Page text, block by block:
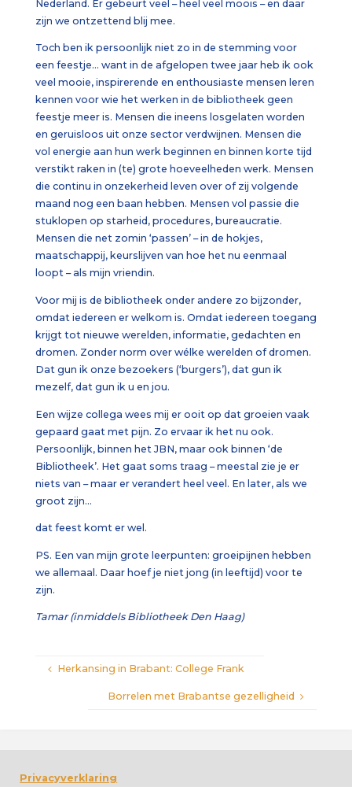
Nederland. Er gebeurt veel – heel veel moois – en daar
zijn we ontzettend blij mee.
Toch ben ik persoonlijk niet zo in de stemming voor
een feestje… want in de afgelopen twee jaar heb ik ook
veel mooie, inspirerende en enthousiaste mensen leren
kennen voor wie het werken in de bibliotheek geen
feestje meer is. Mensen die ineens losgelaten worden
en geruisloos uit onze sector verdwijnen. Mensen die
vol energie aan hun werk beginnen en binnen korte tijd
verstikt raken in (te) grote hoeveelheden werk. Mensen
die continu in onzekerheid leven over of zij volgende
maand nog een baan hebben. Mensen vol passie die
stuklopen op starheid, procedures, bureaucratie.
Mensen die net zomin ‘passen’ – in de hokjes,
maatschappij, keurslijven van hoe het nu eenmaal
loopt – als mijn vriendin.
Voor mij is de bibliotheek onder andere zo bijzonder,
omdat iedereen er welkom is. Omdat iedereen toegang
krijgt tot nieuwe werelden, informatie, gedachten en
dromen. Zonder norm over wélke werelden of dromen.
Dat gun ik onze bezoekers (‘burgers’), dat gun ik
mezelf, dat gun ik u en jou.
Een wijze collega wees mij er ooit op dat groeien vaak
gepaard gaat met pijn. Zo ervaar ik het nu ook.
Persoonlijk, binnen het JBN, maar ook binnen ‘de
Bibliotheek’. Het gaat soms traag – meestal zie je er
niets van – maar er verandert heel veel. En later, als we
groot zijn…
dat feest komt er wel.
PS. Een van mijn grote leerpunten: groeipijnen hebben
we allemaal. Daar hoef je niet jong (in leeftijd) voor te
zijn.
Tamar (inmiddels Bibliotheek Den Haag)
Herkansing in Brabant: College Frank
Borrelen met Brabantse gezelligheid
Privacyverklaring